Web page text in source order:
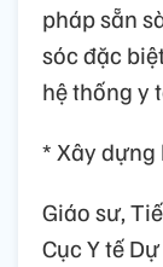
pháp sẵn
sóc đặc
hệ thống y
* Xây
Giáo sư,
Cục Y tế